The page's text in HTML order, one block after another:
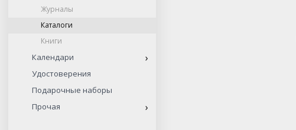
Журналы
Каталоги
Книги
Календари
Удостоверения
Подарочные наборы
Прочая